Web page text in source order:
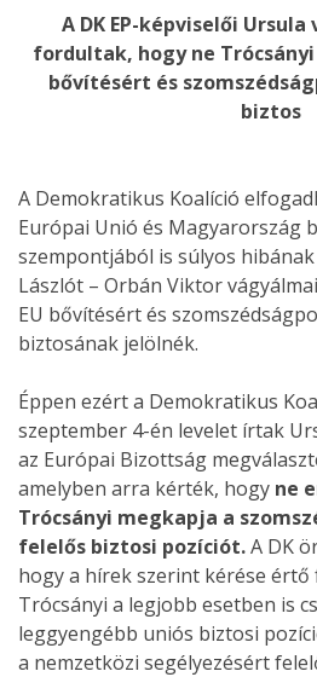
A DK EP-képviselői
fordultak, hogy ne Trócsányi
bővítésért és
biztos
A Demokratikus Koalíció
Európai Unió és Magyarország
szempontjából is súlyos
Lászlót – Orbán Viktor
EU bővítésért és
biztosának jelölnék.
Éppen ezért a Demokratikus
szeptember 4-én levelet írtak
az Európai Bizottság
amelyben arra kérték, hogy ne
Trócsányi megkapja a
felelős biztosi pozíciót.A DK
hogy a hírek szerint kérése
Trócsányi a legjobb esetben is
leggyengébb uniós biztosi
a nemzetközi segélyezésért